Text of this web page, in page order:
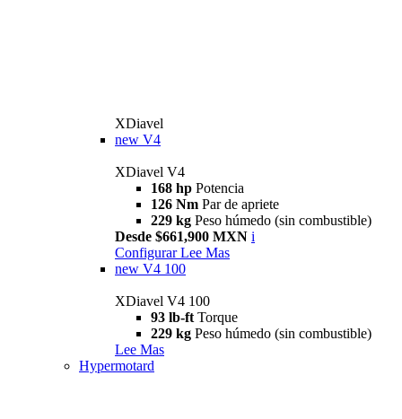
XDiavel
new V4
XDiavel V4
168 hp Potencia
126 Nm Par de apriete
229 kg Peso húmedo (sin combustible)
Desde $661,900 MXN i
Configurar Lee Mas
new V4 100
XDiavel V4 100
93 lb-ft Torque
229 kg Peso húmedo (sin combustible)
Lee Mas
Hypermotard